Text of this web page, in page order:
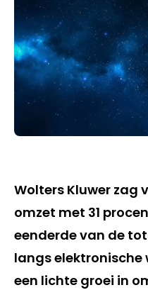
Wolters Kluwer zag
omzet met 31
eenderde van de
langs elektronische
een lichte groei in